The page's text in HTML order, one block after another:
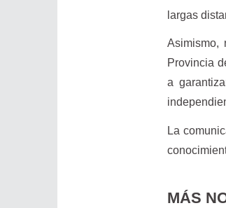
largas
Asimismo,
Provincia
a
La
MÁS